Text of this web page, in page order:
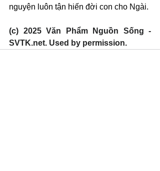
nguyện luôn tận hiến đời con cho Ngài.
(c) 2025 Văn Phẩm Nguồn Sống -
SVTK.net. Used by permission.